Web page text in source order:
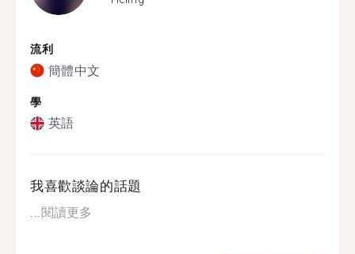
流利
簡體中文
學
英語
我喜歡談論的話題
...閱讀更多